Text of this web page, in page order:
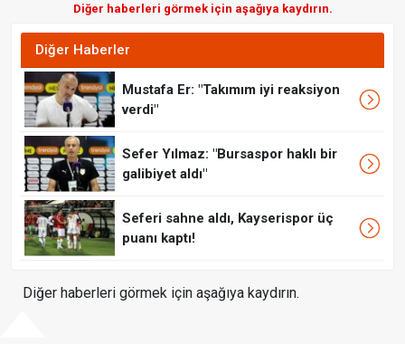
Diğer haberleri görmek için aşağıya kaydırın.
Diğer Haberler
Mustafa Er: "Takımım iyi reaksiyon
verdi"
Sefer Yılmaz: "Bursaspor haklı bir
galibiyet aldı"
Seferi sahne aldı, Kayserispor üç
puanı kaptı!
Diğer haberleri görmek için aşağıya kaydırın.